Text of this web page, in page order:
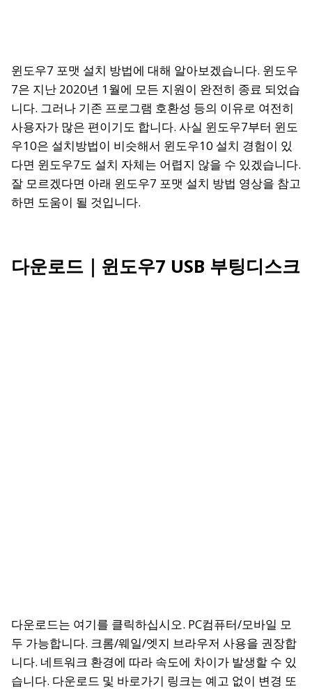
윈도우7 포맷 설치 방법에 대해 알아보겠습니다. 윈도우
7은 지난 2020년 1월에 모든 지원이 완전히 종료 되었습
니다. 그러나 기존 프로그램 호환성 등의 이유로 여전히
사용자가 많은 편이기도 합니다. 사실 윈도우7부터 윈도
우10은 설치방법이 비슷해서 윈도우10 설치 경험이 있
다면 윈도우7도 설치 자체는 어렵지 않을 수 있겠습니다.
잘 모르겠다면 아래 윈도우7 포맷 설치 방법 영상을 참고
하면 도움이 될 것입니다.
다운로드｜윈도우7 USB 부팅디스크
다운로드는 여기를 클릭하십시오. PC컴퓨터/모바일 모
두 가능합니다. 크롬/웨일/엣지 브라우저 사용을 권장합
니다. 네트워크 환경에 따라 속도에 차이가 발생할 수 있
습니다. 다운로드 및 바로가기 링크는 예고 없이 변경 또